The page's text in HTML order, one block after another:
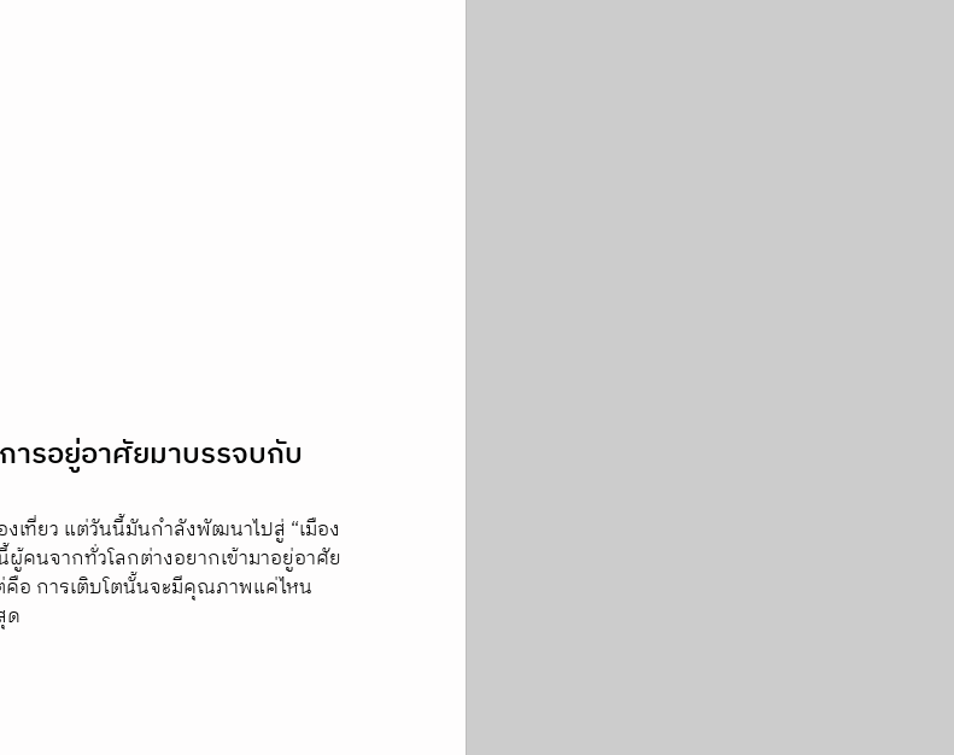
ารอยู่อาศัยมาบรรจบกับ
เที่ยว แต่วันนี้มันกำลังพัฒนาไปสู่ “เมือง
คนจากทั่วโลกต่างอยากเข้ามาอยู่อาศัย
คือ การเติบโตนั้นจะมีคุณภาพแค่ไหน
ด